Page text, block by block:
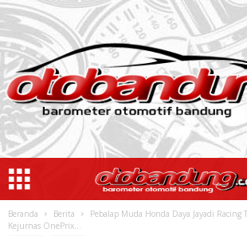
Beranda Berita
Pebalap Muda Honda Daya Jayadi Racing
Kejurnas OnePrix...